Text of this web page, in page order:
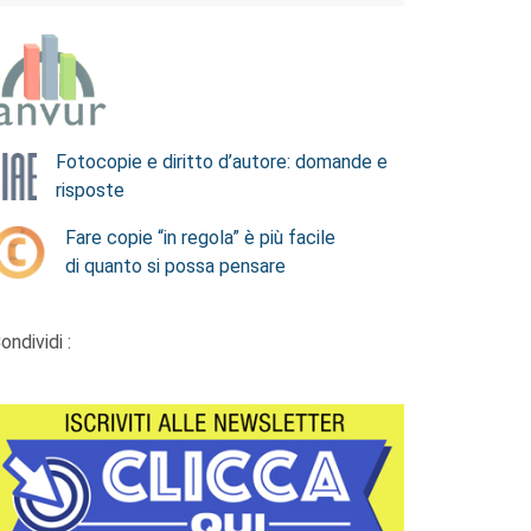
Fotocopie e diritto d’autore: domande e
risposte
Fare copie “in regola” è più facile
di quanto si possa pensare
: